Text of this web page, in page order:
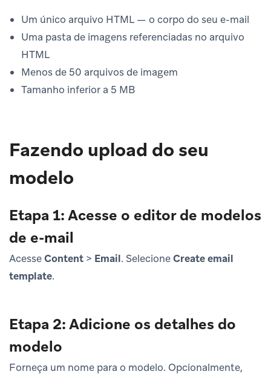
Um único arquivo HTML — o corpo do seu e-mail
Uma pasta de imagens referenciadas no arquivo
HTML
Menos de 50 arquivos de imagem
Tamanho inferior a 5 MB
Fazendo upload do seu
modelo
Etapa 1: Acesse o editor de modelos
de e-mail
AcesseContent > Email. SelecioneCreate email
template.
Etapa 2: Adicione os detalhes do
modelo
Forneça um nome para o modelo. Opcionalmente,